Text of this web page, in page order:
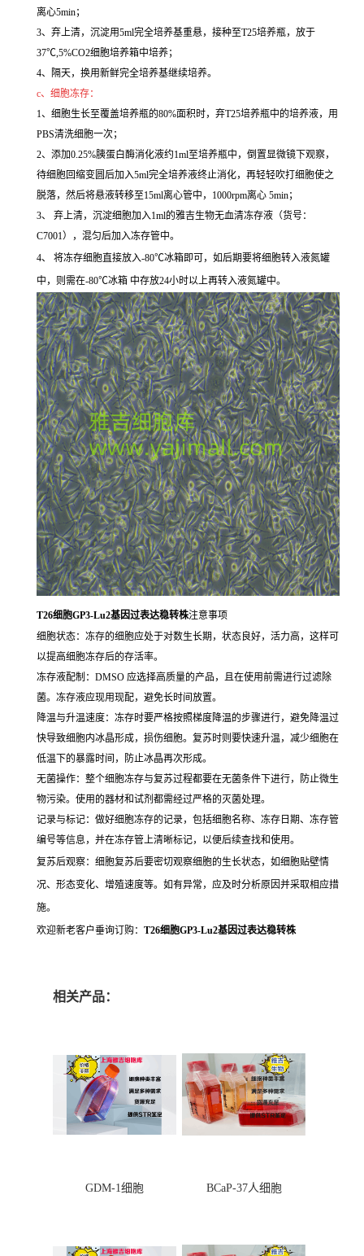
离心5min；
3、弃上清，沉淀用5ml完全培养基重悬，接种至T25培养瓶，放于
37℃,5%CO2细胞培养箱中培养；
4、隔天，换用新鲜完全培养基继续培养。
c、细胞冻存：
1、细胞生长至覆盖培养瓶的80%面积时，弃T25培养瓶中的培养液，用
PBS清洗细胞一次；
2、添加0.25%胰蛋白酶消化液约1ml至培养瓶中，倒置显微镜下观察，
待细胞回缩变圆后加入5ml完全培养液终止消化，再轻轻吹打细胞使之
脱落，然后将悬液转移至15ml离心管中，1000rpm离心 5min；
3、 弃上清，沉淀细胞加入1ml的雅吉生物无血清冻存液（货号：
C7001），混匀后加入冻存管中。
4、 将冻存细胞直接放入-80℃冰箱即可，如后期要将细胞转入液氮罐
中，则需在-80℃冰箱 中存放24小时以上再转入液氮罐中。
T26细胞GP3-Lu2基因过表达稳转株注意事项
细胞状态：冻存的细胞应处于对数生长期，状态良好，活力高，这样可
以提高细胞冻存后的存活率。
冻存液配制：DMSO 应选择高质量的产品，且在使用前需进行过滤除
菌。冻存液应现用现配，避免长时间放置。
降温与升温速度：冻存时要严格按照梯度降温的步骤进行，避免降温过
快导致细胞内冰晶形成，损伤细胞。复苏时则要快速升温，减少细胞在
低温下的暴露时间，防止冰晶再次形成。
无菌操作：整个细胞冻存与复苏过程都要在无菌条件下进行，防止微生
物污染。使用的器材和试剂都需经过严格的灭菌处理。
记录与标记：做好细胞冻存的记录，包括细胞名称、冻存日期、冻存管
编号等信息，并在冻存管上清晰标记，以便后续查找和使用。
复苏后观察：细胞复苏后要密切观察细胞的生长状态，如细胞贴壁情
况、形态变化、增殖速度等。如有异常，应及时分析原因并采取相应措
施。
欢迎新老客户垂询订购： T26细胞GP3-Lu2基因过表达稳转株
相关产品：
GDM-1细胞 BCaP-37人细胞